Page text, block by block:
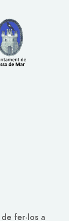
de fer-los a